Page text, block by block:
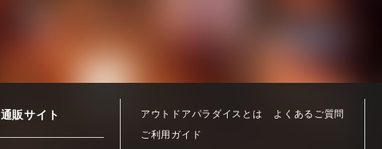
通販サイト アウトドアパラダイスとは
よくあるご質問
ご利用ガイド